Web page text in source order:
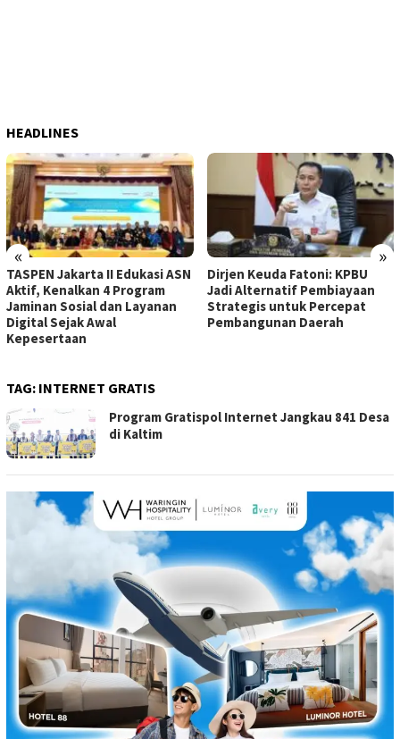
HEADLINES
« »
TASPEN Jakarta II Edukasi ASN
Aktif, Kenalkan 4 Program
Jaminan Sosial dan Layanan
Digital Sejak Awal
Kepesertaan
Dirjen Keuda Fatoni: KPBU
Jadi Alternatif Pembiayaan
Strategis untuk Percepat
Pembangunan Daerah
TAG: INTERNET GRATIS
Program Gratispol Internet Jangkau 841 Desa
di Kaltim